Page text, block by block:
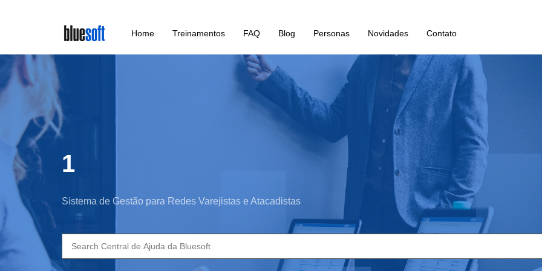
main
content
Home Treinamentos FAQ Blog Personas Novidades Contato
1
Sistema de Gestão para Redes Varejistas e Atacadistas
Search
for: